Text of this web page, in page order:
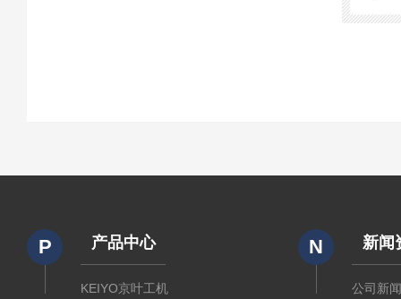
P 产品中心
KEIYO京叶工机
N 新闻
公司新